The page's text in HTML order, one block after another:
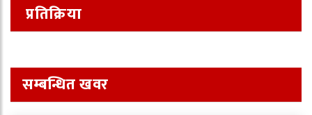
प्रतिक्रिया
सम्बन्धित खवर